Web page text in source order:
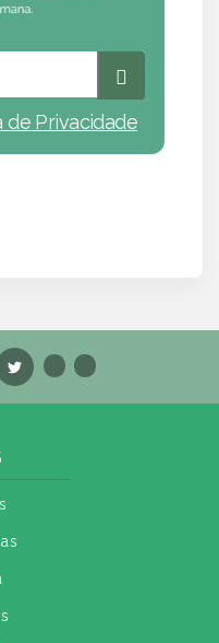
de Privacidade